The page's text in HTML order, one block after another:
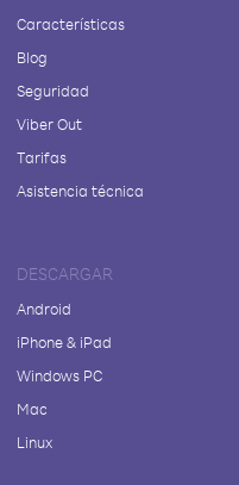
Características
Blog
Seguridad
Viber Out
Tarifas
Asistencia técnica
DESCARGAR
Android
iPhone & iPad
Windows PC
Mac
Linux